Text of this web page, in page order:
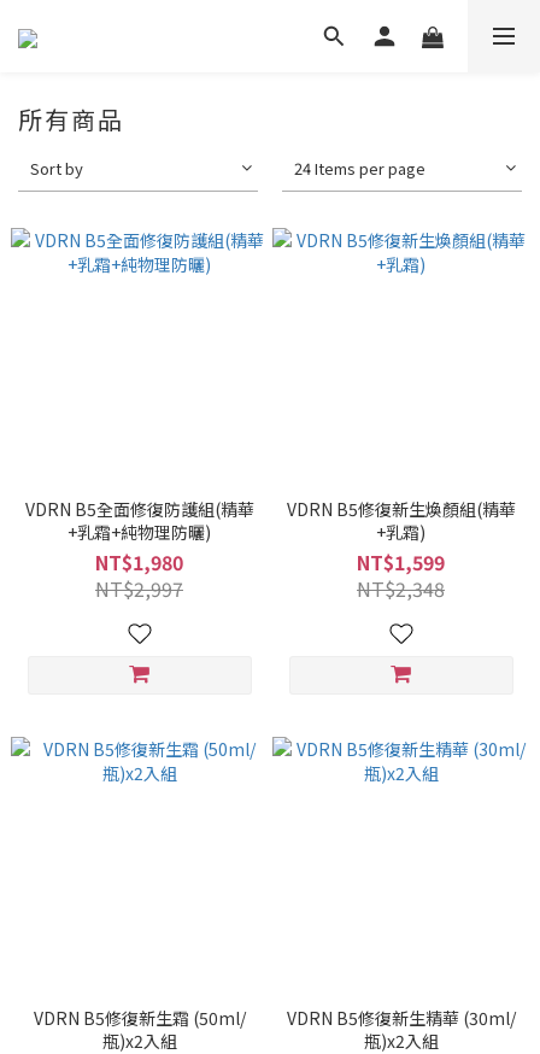
所有商品
Sort by 24 Items per page
VDRN B5全面修復防護組(精華
+乳霜+純物理防曬)
NT$1,980
NT$2,997
VDRN B5修復新生煥顏組(精華
+乳霜)
NT$1,599
NT$2,348
VDRN B5修復新生霜 (50ml/
瓶)x2入組
VDRN B5修復新生精華 (30ml/
瓶)x2入組